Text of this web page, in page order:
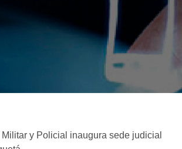
y Policial inaugura sede judicial